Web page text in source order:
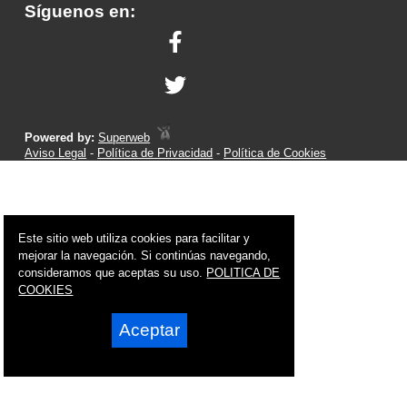
Síguenos en:
Powered by:Superweb
Aviso Legal - Política de Privacidad - Política de Cookies
Este sitio web utiliza cookies para facilitar y
mejorar la navegación. Si continúas navegando,
consideramos que aceptas su uso. POLITICA DE
COOKIES
Aceptar